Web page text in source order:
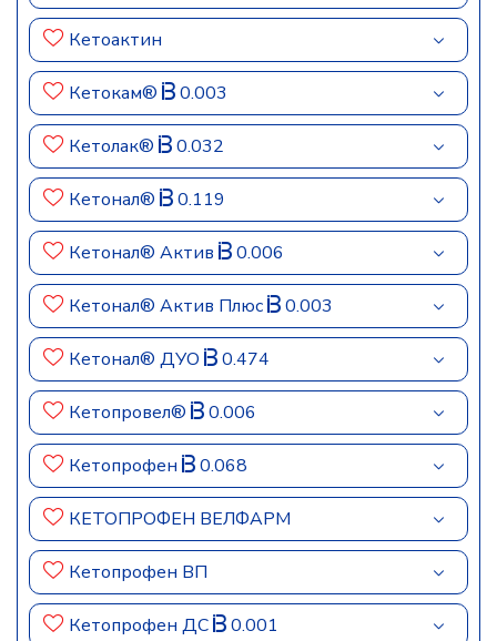
Кетоактин
Кетокам® 0.003
Кетолак® 0.032
Кетонал® 0.119
Кетонал® Актив 0.006
Кетонал® Актив Плюс 0.003
Кетонал® ДУО 0.474
Кетопровел® 0.006
Кетопрофен 0.068
КЕТОПРОФЕН ВЕЛФАРМ
Кетопрофен ВП
Кетопрофен ДС 0.001